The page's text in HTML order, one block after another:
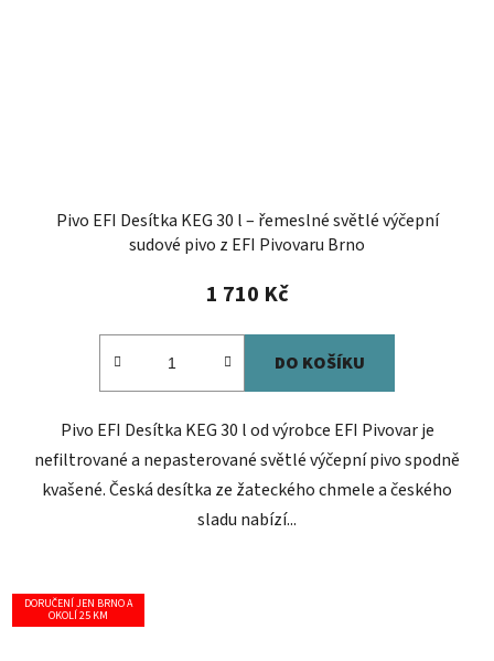
Pivo EFI Desítka KEG 30 l – řemeslné světlé výčepní
sudové pivo z EFI Pivovaru Brno
1 710 Kč
DO KOŠÍKU
Pivo EFI Desítka KEG 30 l od výrobce EFI Pivovar je
nefiltrované a nepasterované světlé výčepní pivo spodně
kvašené. Česká desítka ze žateckého chmele a českého
sladu nabízí...
DORUČENÍ JEN BRNO A
OKOLÍ 25 KM